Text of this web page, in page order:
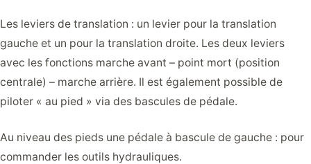
Les leviers de translation : un levier pour la translation
gauche et un pour la translation droite. Les deux leviers
avec les fonctions marche avant – point mort (position
centrale) – marche arrière. Il est également possible de
piloter « au pied » via des bascules de pédale.
Au niveau des pieds une pédale à bascule de gauche : pour
commander les outils hydrauliques.